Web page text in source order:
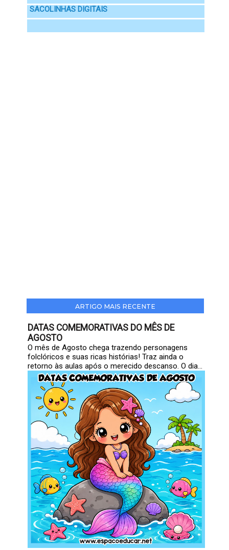
SACOLINHAS DIGITAIS
ARTIGO MAIS RECENTE
DATAS COMEMORATIVAS DO MÊS DE
AGOSTO
O mês de Agosto chega trazendo personagens
folclóricos e suas ricas histórias! Traz ainda o
retorno às aulas após o merecido descanso. O dia...